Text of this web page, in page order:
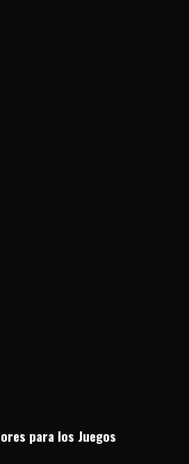
para los Juegos